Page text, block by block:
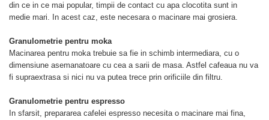
din ce in ce mai popular, timpii de contact cu apa clocotita sunt in
medie mari. In acest caz, este necesara o macinare mai grosiera.
Granulometrie pentru moka
Macinarea pentru moka trebuie sa fie in schimb intermediara, cu o
dimensiune asemanatoare cu cea a sarii de masa. Astfel cafeaua nu va
fi supraextrasa si nici nu va putea trece prin orificiile din filtru.
Granulometrie pentru espresso
In sfarsit, prepararea cafelei espresso necesita o macinare mai fina,